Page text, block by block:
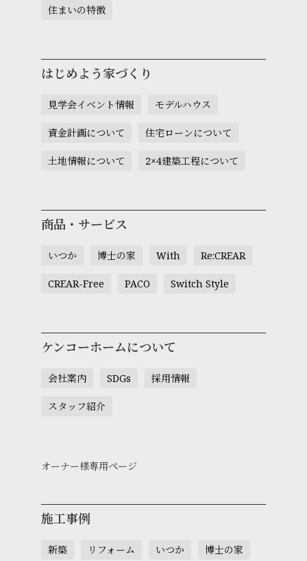
住まいの特徴
はじめよう家づくり
見学会イベント情報 モデルハウス
資金計画について 住宅ローンについて
土地情報について 2×4建築工程について
商品・サービス
いつか 博士の家 With Re:CREAR
CREAR-Free PACO Switch Style
ケンコーホームについて
会社案内 SDGs 採用情報
スタッフ紹介
オーナー様専用ページ
施工事例
新築 リフォーム いつか 博士の家